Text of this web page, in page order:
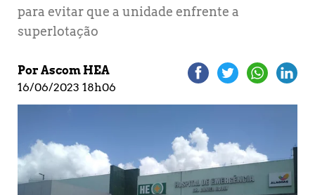
para evitar que a unidade enfrente a
superlotação
Por Ascom HEA
16/06/2023 18h06